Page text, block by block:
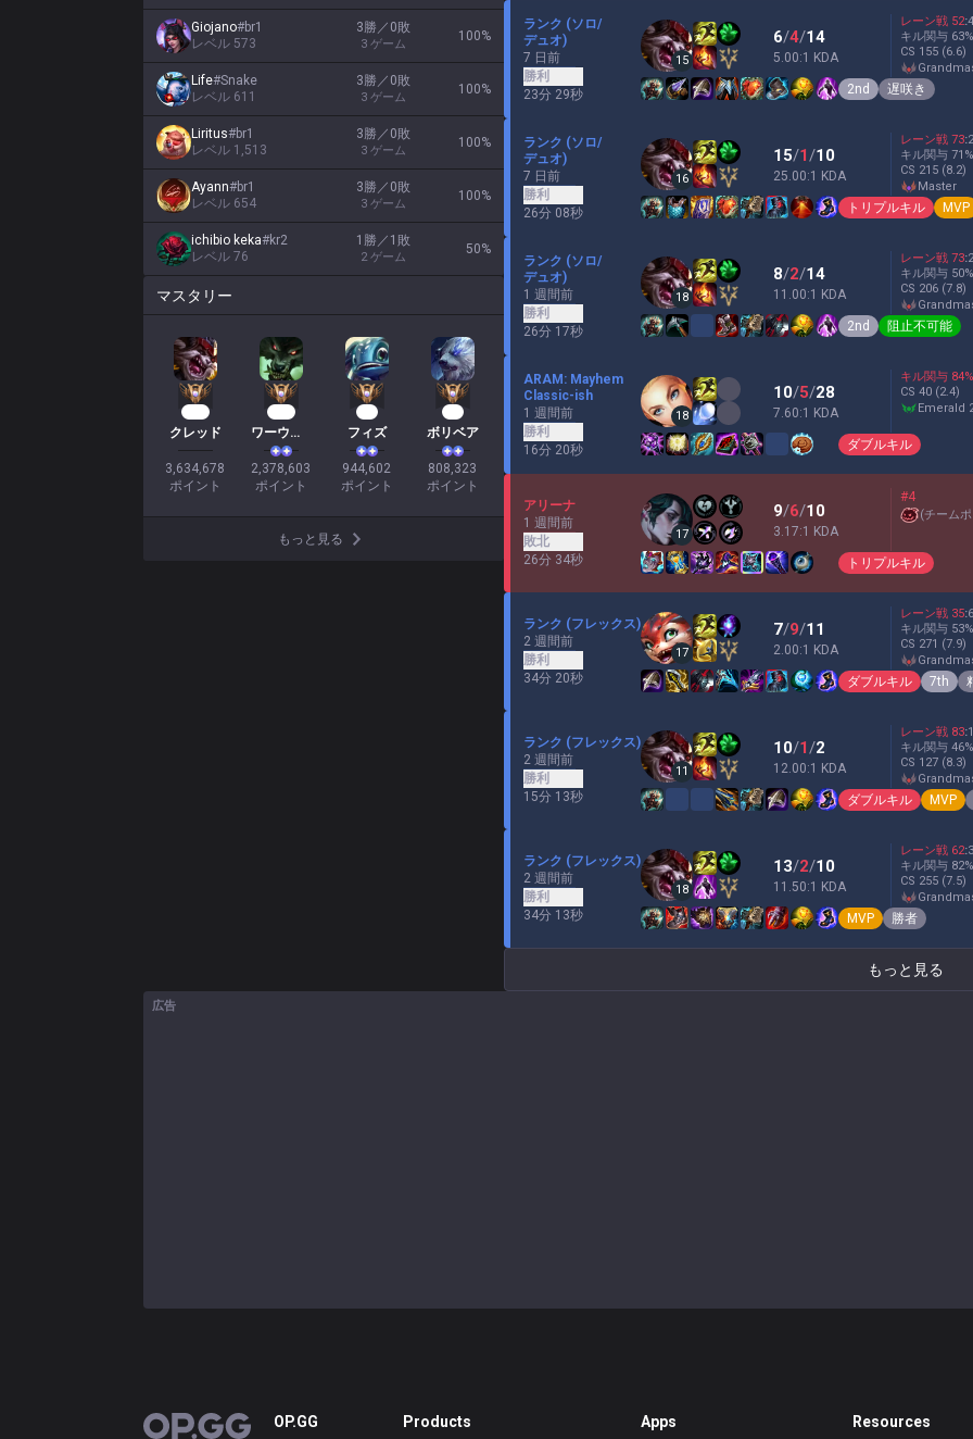
Giojano#br1
レベル 573
3勝／0敗
3 ゲーム
100%
Life#Snake
レベル 611
3勝／0敗
3 ゲーム
100%
Liritus#br1
レベル 1,513
3勝／0敗
3 ゲーム
100%
Ayann#br1
レベル 654
3勝／0敗
3 ゲーム
100%
ichibio keka#kr2
レベル 76
1勝／1敗
2 ゲーム
50%
マスタリー
クレッド
3,634,678
ポイント
ワーウィック
2,378,603
ポイント
フィズ
944,602
ポイント
ボリベア
808,323
ポイント
もっと見る
ランク (ソロ/
デュオ)
7 日前
勝利
23分 29秒
15
6/4/14
5.00:1 KDA
レーン戦 52:
キル関与 63%
CS 155 (6.6)
2nd 遅咲き
ランク (ソロ/
デュオ)
7 日前
勝利
26分 08秒
16
15/1/10
25.00:1 KDA
レーン戦 73:
キル関与 71 %
CS 215 (8.2)
master
トリプルキル MVP
ランク (ソロ/
デュオ)
1 週間前
勝利
26分 17秒
18
8/2/14
11.00:1 KDA
レーン戦 73:
キル関与 50%
CS 206 (7.8)
2nd 阻止不可能
ARAM: Mayhem
Classic-ish
1 週間前
勝利
16分 20秒
18
10/5/28
7.60:1 KDA
キル関与 84%
CS 40 (2.4)
emerald
ダブルキル
アリーナ
1 週間前
敗北
26分 34秒
17
9/6/10
3.17:1 KDA
#4
(チームポ
トリプルキル
ランク (フレックス)
2 週間前
勝利
34分 20秒
17
7/9/11
2.00:1 KDA
レーン戦 35:
キル関与 53%
CS 271 (7.9)
ダブルキル 7th
ランク (フレックス)
2 週間前
勝利
15分 13秒
11
10/1/2
12.00:1 KDA
レーン戦 83:
キル関与 46%
CS 127 (8.3)
ダブルキル MVP
ランク (フレックス)
2 週間前
勝利
34分 13秒
18
13/2/10
11.50:1 KDA
レーン戦 62:
キル関与 82%
CS 255 (7.5)
MVP 勝者
もっと見る
広告
OP.GG OP.GG Products Apps Resources